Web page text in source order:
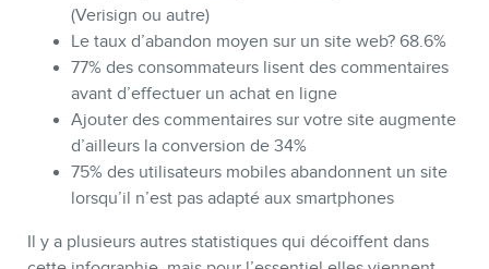
CONTACT
(Verisign ou autre)
Le taux d’abandon moyen sur un site web? 68.6%
77% des consommateurs lisent des commentaires
avant d’effectuer un achat en ligne
Ajouter des commentaires sur votre site augmente
d’ailleurs la conversion de 34%
75% des utilisateurs mobiles abandonnent un site
lorsqu’il n’est pas adapté aux smartphones
Il y a plusieurs autres statistiques qui décoiffent dans